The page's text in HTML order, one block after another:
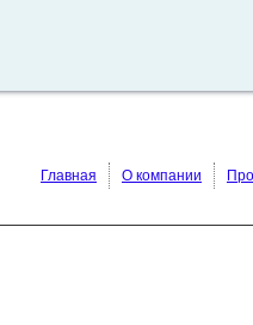
Главная О компании